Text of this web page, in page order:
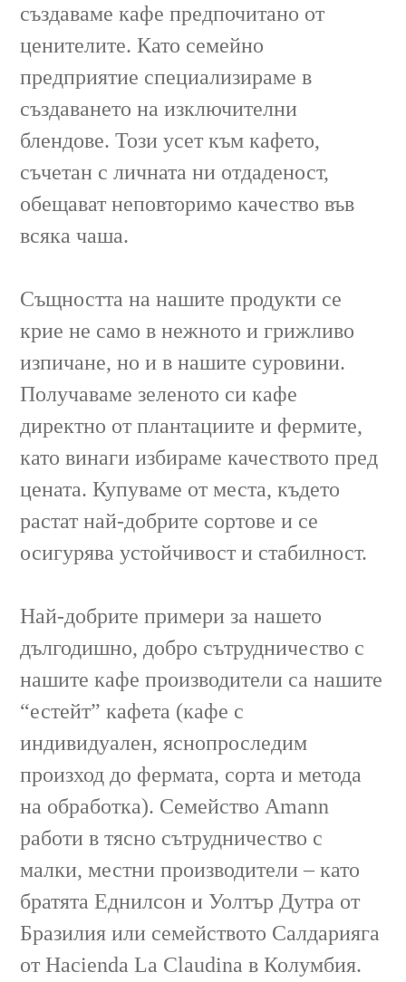
създаваме кафе предпочитано от
ценителите. Като семейно
предприятие специализираме в
създаването на изключителни
блендове. Този усет към кафето,
съчетан с личната ни отдаденост,
обещават неповторимо качество във
всяка чаша.
Същността на нашите продукти се
крие не само в нежното и грижливо
изпичане, но и в нашите суровини.
Получаваме зеленото си кафе
директно от плантациите и фермите,
като винаги избираме качеството пред
цената. Купуваме от места, където
растат най-добрите сортове и се
осигурява устойчивост и стабилност.
Най-добрите примери за нашето
дългодишно, добро сътрудничество с
нашите кафе производители са нашите
“естейт” кафета (кафе с
индивидуален, яснопроследим
произход до фермата, сорта и метода
на обработка). Семейство Amann
работи в тясно сътрудничество с
малки, местни производители – като
братятаЕднилсон и Уолтър Дутра от
Бразилия или семейството Салдарияга
отHacienda La Claudina в Колумбия.